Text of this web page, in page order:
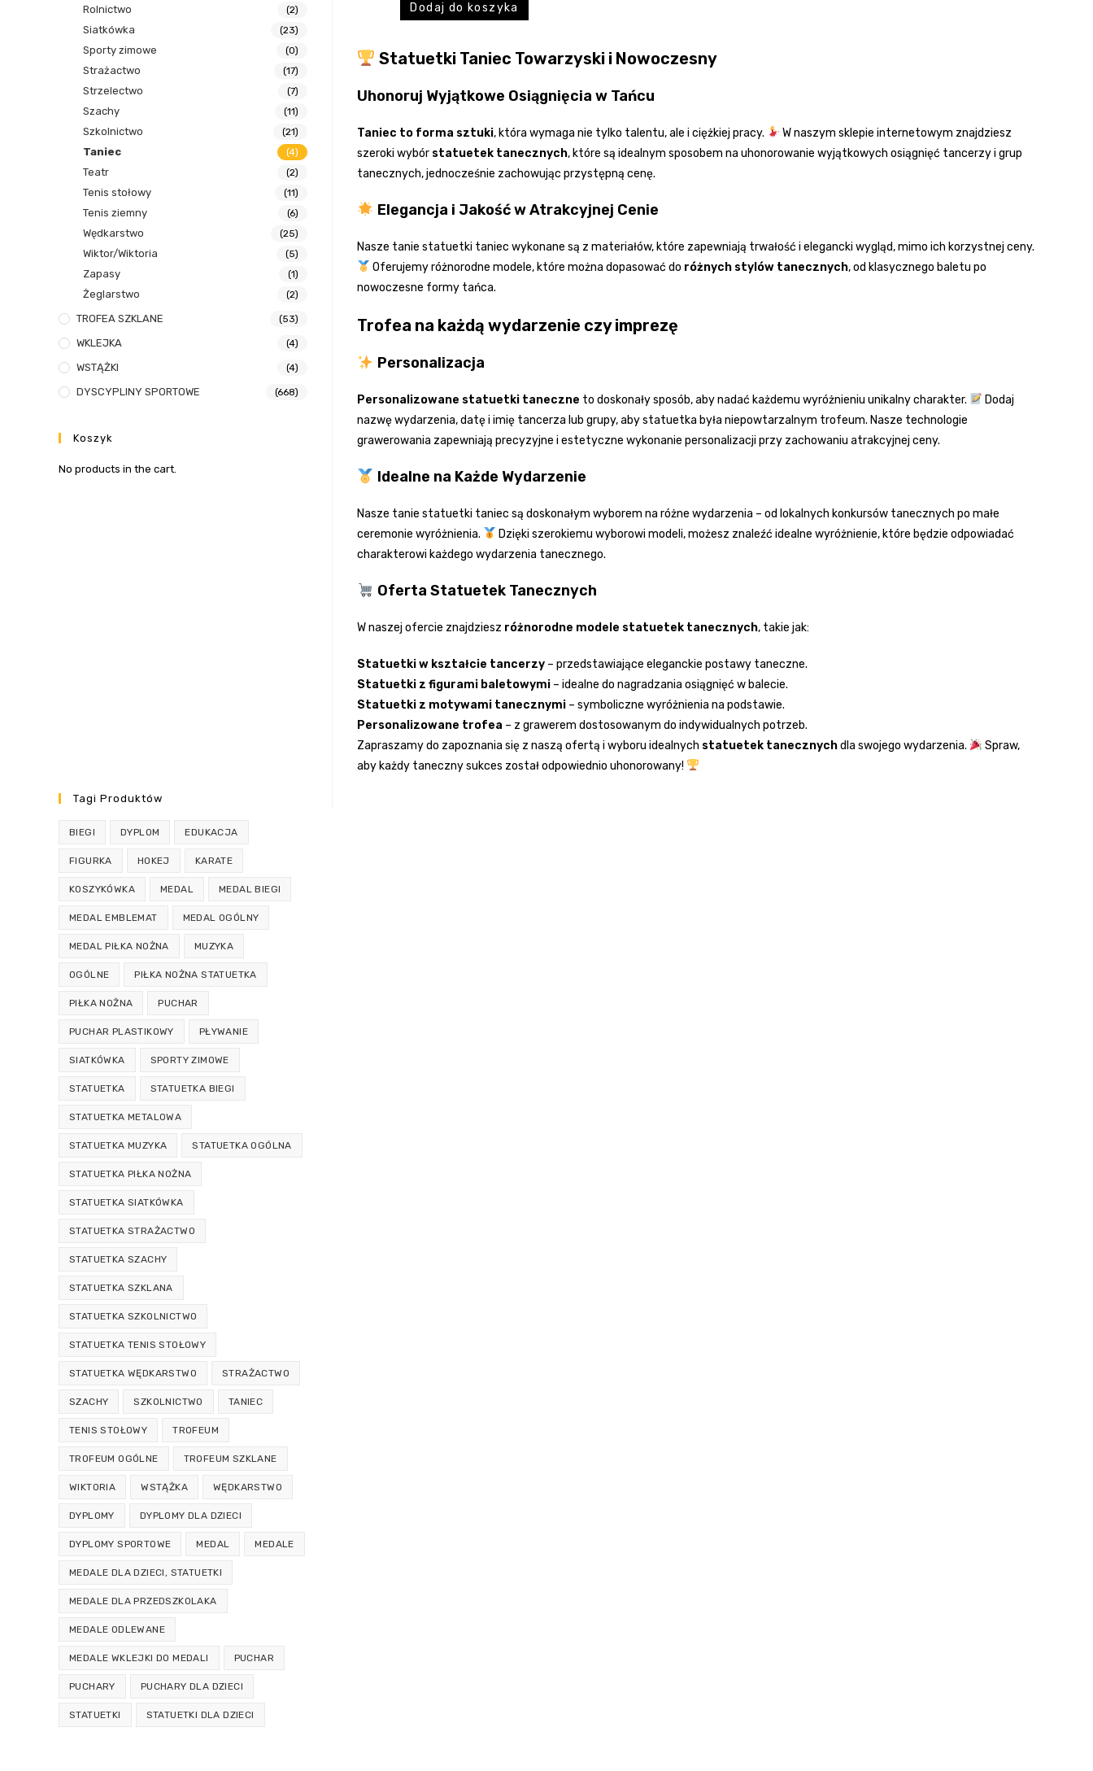
Dodaj do koszyka
Statuetki Taniec Towarzyski i Nowoczesny
Uhonoruj Wyjątkowe Osiągnięcia w Tańcu
Taniec to forma sztuki, która wymaga nie tylko talentu, ale i ciężkiej pracy.
W naszym sklepie internetowym znajdziesz
szeroki wybór statuetek tanecznych, które są idealnym sposobem na uhonorowanie wyjątkowych osiągnięć tancerzy i grup
tanecznych, jednocześnie zachowując przystępną cenę.
Elegancja i Jakość w Atrakcyjnej Cenie
Nasze tanie statuetki taniec wykonane są z materiałów, które zapewniają trwałość i elegancki wygląd, mimo ich korzystnej ceny.
Oferujemy różnorodne modele, które można dopasować do różnych stylów tanecznych, od klasycznego baletu po
nowoczesne formy tańca.
Trofea na każdą wydarzenie czy imprezę
Personalizacja
Personalizowane statuetki taneczne to doskonały sposób, aby nadać każdemu wyróżnieniu unikalny charakter.
Dodaj
nazwę wydarzenia, datę i imię tancerza lub grupy, aby statuetka była niepowtarzalnym trofeum. Nasze technologie
grawerowania zapewniają precyzyjne i estetyczne wykonanie personalizacji przy zachowaniu atrakcyjnej ceny.
Idealne na Każde Wydarzenie
Nasze tanie statuetki taniec są doskonałym wyborem na różne wydarzenia – od lokalnych konkursów tanecznych po małe
ceremonie wyróżnienia.
Dzięki szerokiemu wyborowi modeli, możesz znaleźć idealne wyróżnienie, które będzie odpowiadać
charakterowi każdego wydarzenia tanecznego.
Oferta Statuetek Tanecznych
W naszej ofercie znajdziesz różnorodne modele statuetek tanecznych, takie jak:
Statuetki w kształcie tancerzy – przedstawiające eleganckie postawy taneczne.
Statuetki z figurami baletowymi – idealne do nagradzania osiągnięć w balecie.
Statuetki z motywami tanecznymi – symboliczne wyróżnienia na podstawie.
Personalizowane trofea – z grawerem dostosowanym do indywidualnych potrzeb.
Zapraszamy do zapoznania się z naszą ofertą i wyboru idealnych statuetek tanecznychdla swojego wydarzenia.
Spraw,
aby każdy taneczny sukces został odpowiednio uhonorowany!
Rolnictwo (2)
Siatkówka (23)
Sporty zimowe (0)
Strażactwo (17)
Strzelectwo (7)
Szachy (11)
Szkolnictwo (21)
Taniec (4)
Teatr (2)
Tenis stołowy (11)
Tenis ziemny (6)
Wędkarstwo (25)
Wiktor/Wiktoria (5)
Zapasy (1)
Żeglarstwo (2)
TROFEA SZKLANE (53)
WKLEJKA (4)
WSTĄŻKI (4)
DYSCYPLINY SPORTOWE (668)
Koszyk
No products in the cart.
Tagi Produktów
BIEGI DYPLOM EDUKACJA
FIGURKA HOKEJ KARATE
KOSZYKÓWKA MEDAL MEDAL BIEGI
MEDAL EMBLEMAT MEDAL OGÓLNY
MEDAL PIŁKA NOŻNA MUZYKA
OGÓLNE PIŁKA NOŻNA STATUETKA
PIŁKA NOŻNA PUCHAR
PUCHAR PLASTIKOWY PŁYWANIE
SIATKÓWKA SPORTY ZIMOWE
STATUETKA STATUETKA BIEGI
STATUETKA METALOWA
STATUETKA MUZYKA STATUETKA OGÓLNA
STATUETKA PIŁKA NOŻNA
STATUETKA SIATKÓWKA
STATUETKA STRAŻACTWO
STATUETKA SZACHY
STATUETKA SZKLANA
STATUETKA SZKOLNICTWO
STATUETKA TENIS STOŁOWY
STATUETKA WĘDKARSTWO STRAŻACTWO
SZACHY SZKOLNICTWO TANIEC
TENIS STOŁOWY TROFEUM
TROFEUM OGÓLNE TROFEUM SZKLANE
WIKTORIA WSTĄŻKA WĘDKARSTWO
DYPLOMY DYPLOMY DLA DZIECI
DYPLOMY SPORTOWE MEDAL MEDALE
MEDALE DLA DZIECI, STATUETKI
MEDALE DLA PRZEDSZKOLAKA
MEDALE ODLEWANE
MEDALE WKLEJKI DO MEDALI PUCHAR
PUCHARY PUCHARY DLA DZIECI
STATUETKI STATUETKI DLA DZIECI